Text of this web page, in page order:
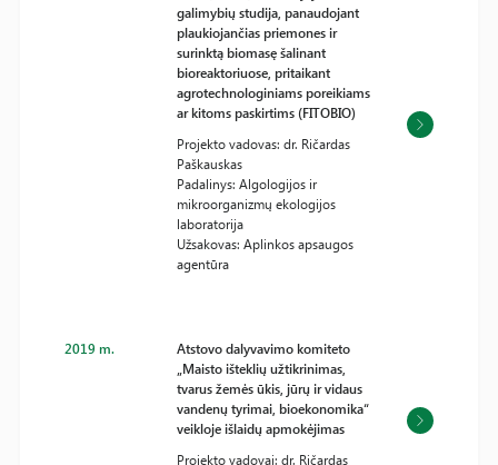
galimybių studija, panaudojant
plaukiojančias priemones ir
surinktą biomasę šalinant
bioreaktoriuose, pritaikant
agrotechnologiniams poreikiams
ar kitoms paskirtims (FITOBIO)
Projekto vadovas: dr. Ričardas
Paškauskas
Padalinys: Algologijos ir
mikroorganizmų ekologijos
laboratorija
Užsakovas: Aplinkos apsaugos
agentūra
2019 m.
Atstovo dalyvavimo komiteto
„Maisto išteklių užtikrinimas,
tvarus žemės ūkis, jūrų ir vidaus
vandenų tyrimai, bioekonomika“
veikloje išlaidų apmokėjimas
Projekto vadovai: dr. Ričardas